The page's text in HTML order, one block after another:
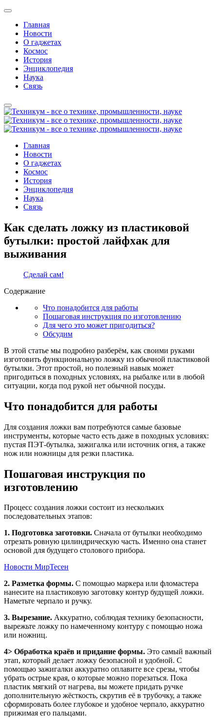
Главная
Новости
О гаджетах
Космос
История
Энциклопедия
Наука
Связь
Главная
Новости
О гаджетах
Космос
История
Энциклопедия
Наука
Связь
Как сделать ложку из пластиковой
бутылки: простой лайфхак для
выживания
Сделай сам!
Содержание
Что понадобится для работы
Пошаговая инструкция по изготовлению
Для чего это может пригодиться?
Обсудим
В этой статье мы подробно разберём, как своими руками
изготовить функциональную ложку из обычной пластиковой
бутылки. Этот простой, но полезный навык может
пригодиться в походных условиях, на рыбалке или в любой
ситуации, когда под рукой нет обычной посуды.
Что понадобится для работы
Для создания ложки вам потребуются самые базовые
инструменты, которые часто есть даже в походных условиях:
пустая ПЭТ-бутылка, зажигалка или источник огня, а также
нож или ножницы для резки пластика.
Пошаговая инструкция по
изготовлению
Процесс создания ложки состоит из нескольких
последовательных этапов:
1. Подготовка заготовки. Сначала от бутылки необходимо
отрезать ровную цилиндрическую часть. Именно она станет
основой для будущего столового прибора.
Новости МирТесен
2. Разметка формы. С помощью маркера или фломастера
нанесите на пластиковую заготовку контур будущей ложки.
Наметьте черпало и ручку.
3. Вырезание. Аккуратно, соблюдая технику безопасности,
вырежьте ложку по намеченному контуру с помощью ножа
или ножниц.
4> Обработка краёв и придание формы. Это самый важный
этап, который делает ложку безопасной и удобной. С
помощью зажигалки аккуратно оплавите все срезы, чтобы
убрать острые края, о которые можно порезаться. Пока
пластик мягкий от нагрева, вы можете придать ручке
дополнительную жёсткость, скрутив её в трубочку, а также
сформировать более глубокое и удобное черпало, аккуратно
прижимая его пальцами.